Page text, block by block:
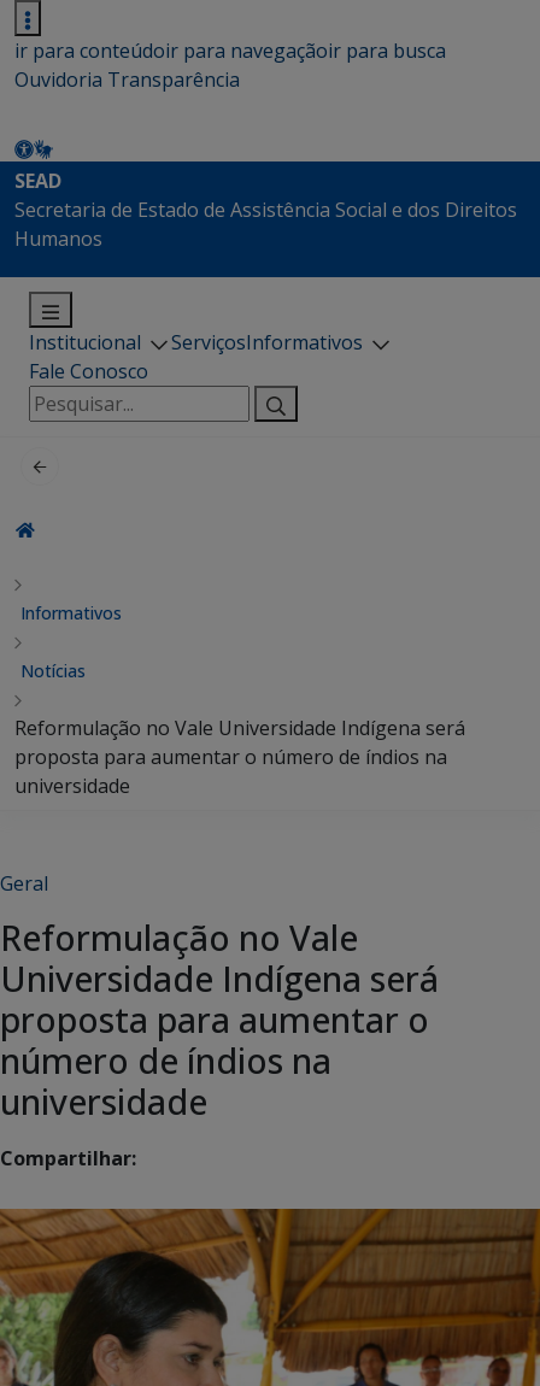
ir para conteúdoir para navegaçãoir para busca
Ouvidoria Transparência
SEAD
Secretaria de Estado de Assistência Social e dos Direitos
Humanos
Institucional ServiçosInformativos
Fale Conosco
Pesquisar
por:
Informativos
Notícias
Reformulação no Vale Universidade Indígena será
proposta para aumentar o número de índios na
universidade
Geral
Reformulação no Vale
Universidade Indígena será
proposta para aumentar o
número de índios na
universidade
Compartilhar: